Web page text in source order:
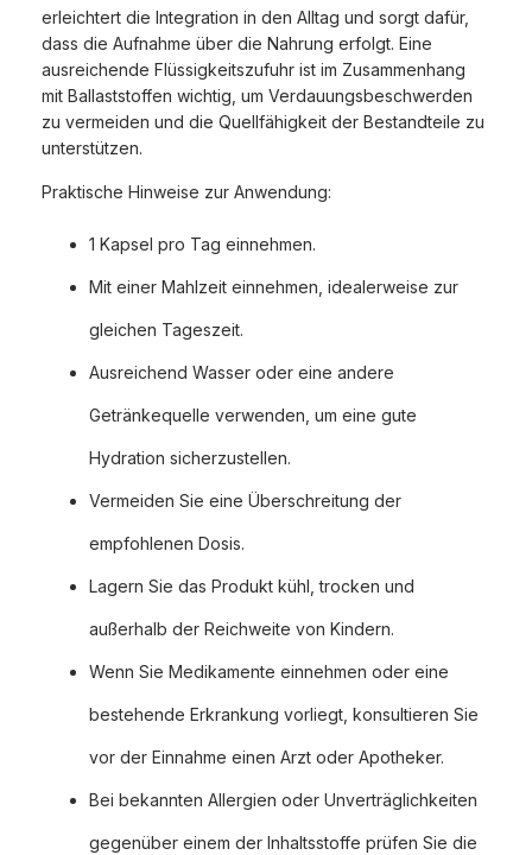
erleichtert die Integration in den Alltag und sorgt dafür,
dass die Aufnahme über die Nahrung erfolgt. Eine
ausreichende Flüssigkeitszufuhr ist im Zusammenhang
mit Ballaststoffen wichtig, um Verdauungsbeschwerden
zu vermeiden und die Quellfähigkeit der Bestandteile zu
unterstützen.
Praktische Hinweise zur Anwendung:
1 Kapsel pro Tag einnehmen.
Mit einer Mahlzeit einnehmen, idealerweise zur
gleichen Tageszeit.
Ausreichend Wasser oder eine andere
Getränkequelle verwenden, um eine gute
Hydration sicherzustellen.
Vermeiden Sie eine Überschreitung der
empfohlenen Dosis.
Lagern Sie das Produkt kühl, trocken und
außerhalb der Reichweite von Kindern.
Wenn Sie Medikamente einnehmen oder eine
bestehende Erkrankung vorliegt, konsultieren Sie
vor der Einnahme einen Arzt oder Apotheker.
Bei bekannten Allergien oder Unverträglichkeiten
gegenüber einem der Inhaltsstoffe prüfen Sie die